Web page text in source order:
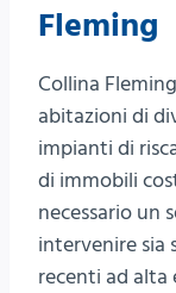
Fleming
Collina
abitazioni di
impianti di
di immobili
necessario un
intervenire sia
recenti ad alta